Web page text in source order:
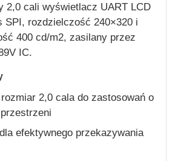
2,0 cali wyświetlacz UART LCD
SPI, rozdzielczość 240×320 i
400 cd/m2, zasilany przez
IC.
2,0 cala do zastosowań o
efektywnego przekazywania